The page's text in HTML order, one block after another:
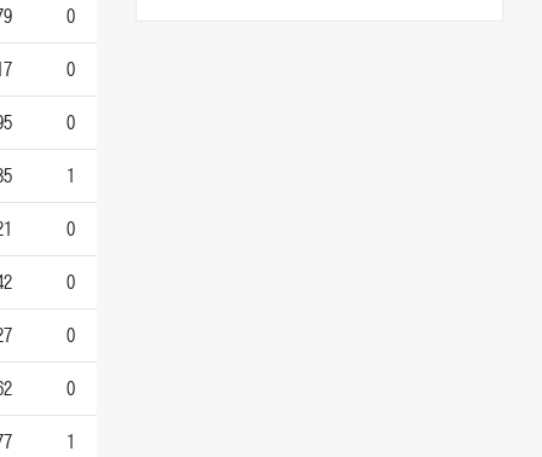
0
0
0
1
0
0
0
0
1